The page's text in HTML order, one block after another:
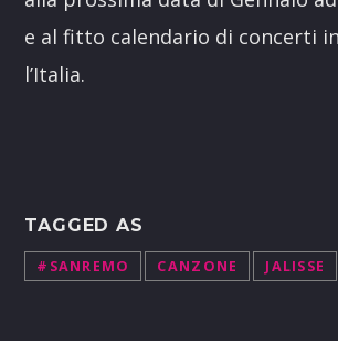
e al fitto calendario di concerti
l’Italia.
TAGGED AS
#SANREMO CANZONE JALISSE